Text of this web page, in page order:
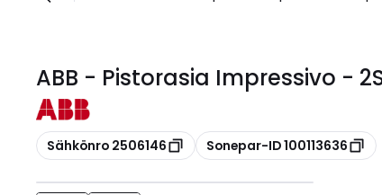
ABB - Pistorasia Impressivo -
Kopioi
Sähkönro 2506146 Kopioi
Sonepar-ID 100113636